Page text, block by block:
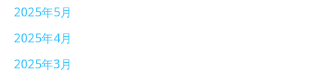
2025年5月
2025年4月
2025年3月